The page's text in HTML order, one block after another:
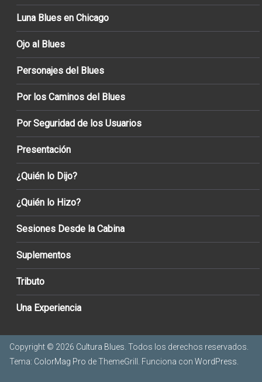
Luna Blues en Chicago
Ojo al Blues
Personajes del Blues
Por los Caminos del Blues
Por Seguridad de los Usuarios
Presentación
¿Quién lo Dijo?
¿Quién lo Hizo?
Sesiones Desde la Cabina
Suplementos
Tributo
Una Experiencia
Copyright © 2026 Cultura Blues. Todos los derechos reservados.
Tema: ColorMag Pro de ThemeGrill. Funciona con WordPress.